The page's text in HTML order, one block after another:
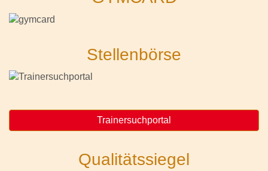
Stellenbörse
Trainersuchportal
Qualitätssiegel